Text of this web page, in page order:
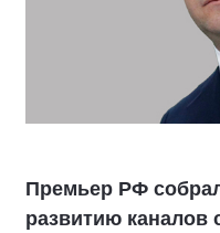
Премьер РФ
развитию каналов